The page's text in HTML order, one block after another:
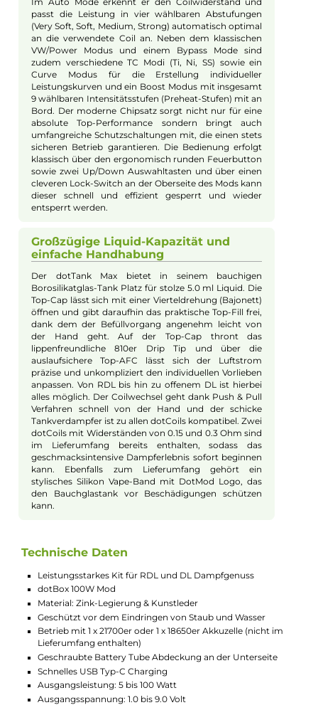
Das DotMod typische und elegante Design des
Akkuträgers sowie das großzügige High-Definition
OLED Farbdisplay machen den Mod zu einem echten
Blickfang. In Puncto Funktionsumfang und
Performance können sich Dampfer auf ein echtes
Powerhouse freuen, das einiges zu bieten hat. Der
robuste Mod ist entsprechend der IP67
Anforderungen gegen das Eindringen von Staub und
Wasser geschützt und auf seinem gefederten 510er
Anschluss finden Verdampfer bis zu einem Base-
Durchmesser von 25 mm Platz.
Flexible Akkunutzung und schneller
Ladevorgang
Lieferumfang enthalten) betrieben werden, die von
der Unterseite her in die Battery Tube eingeführt wird
und von einem massiven Schraubdeckel gesichert
wird. Ebenfalls an der Unterseite befindet sich der –
mit einem Silikonverschluss geschützte – USB Typ-C
Anschluss, über den die Akkuzelle auch im Mod selber
zügig wieder aufgeladen werden kann. Der schicke
Akkuträger erreicht eine Ausgangsleistung von bis zu
100 Watt und bietet eine Vielzahl an Dampfmodi, die
selbst anspruchsvollste Dampfer zufriedenstellen
dürften.
Intelligente Leistungsanpassung und
umfangreiche Dampfmodi
Im Auto Mode erkennt er den Coilwiderstand und
passt die Leistung in vier wählbaren Abstufungen
(Very Soft, Soft, Medium, Strong) automatisch optimal
an die verwendete Coil an. Neben dem klassischen
VW/Power Modus und einem Bypass Mode sind
Leistungskurven und ein Boost Modus mit insgesamt
Bord. Der moderne Chipsatz sorgt nicht nur für eine
absolute Top-Performance sondern bringt auch
umfangreiche Schutzschaltungen mit, die einen stets
sicheren Betrieb garantieren. Die Bedienung erfolgt
klassisch über den ergonomisch runden Feuerbutton
sowie zwei Up/Down Auswahltasten und über einen
cleveren Lock-Switch an der Oberseite des Mods kann
dieser schnell und effizient gesperrt und wieder
entsperrt werden.